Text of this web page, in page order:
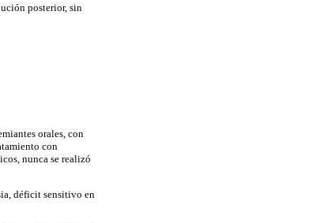
posterior, sin
orales, con
con
nunca se realizó
déficit sensitivo en